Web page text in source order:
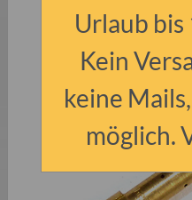
Urlaub bis
Kein
keine
möglich.